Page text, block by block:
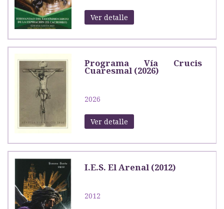
Ver detalle
Programa Vía Crucis
Cuaresmal (2026)
2026
Ver detalle
I.E.S. El Arenal (2012)
2012